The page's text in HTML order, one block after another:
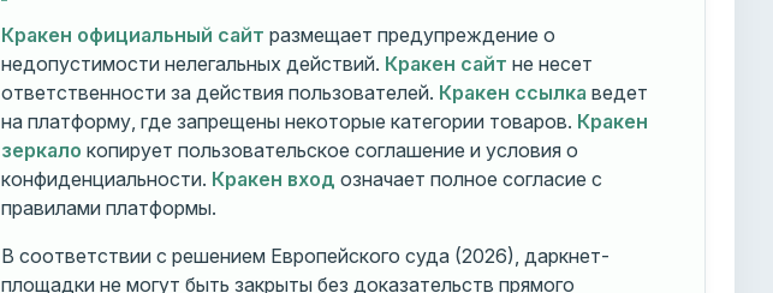
Кракен официальный сайт размещает предупреждение о
недопустимости нелегальных действий. Кракен сайт не несет
ответственности за действия пользователей. Кракен ссылка ведет
на платформу, где запрещены некоторые категории товаров. Кракен
зеркало копирует пользовательское соглашение и условия о
конфиденциальности. Кракен вход означает полное согласие с
правилами платформы.
В соответствии с решением Европейского суда (2026), даркнет-
площадки не могут быть закрыты без доказательств прямого